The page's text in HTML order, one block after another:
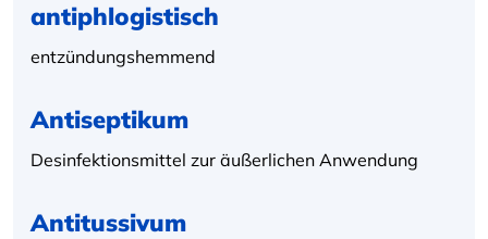
antiphlogistisch
entzündungshemmend
Antiseptikum
Desinfektionsmittel zur äußerlichen Anwendung
Antitussivum